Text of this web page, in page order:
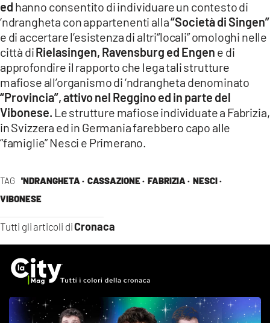
TAG 'NDRANGHETA · CASSAZIONE · FABRIZIA · NESCI ·
VIBONESE
Tutti gli articoli diCronaca
ed hanno consentito di individuare un contesto di
‘ndrangheta con appartenenti alla“Società di Singen”
e di accertare l’esistenza di altri“locali” omologhi nelle
città diRielasingen, Ravensburg ed Engen e di
approfondire il rapporto che lega tali strutture
mafiose all’organismo di ‘ndrangheta denominato
“Provincia”, attivo nel Reggino ed in parte del
Vibonese. Le strutture mafiose individuate a Fabrizia,
in Svizzera ed in Germania farebbero capo alle
“famiglie” Nesci e Primerano.